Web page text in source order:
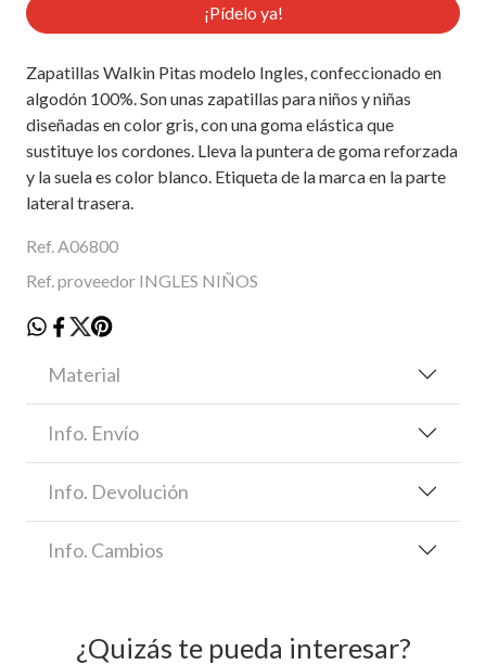
¡Pídelo ya!
Zapatillas Walkin Pitas modelo Ingles, confeccionado en
algodón 100%. Son unas zapatillas para niños y niñas
diseñadas en color gris, con una goma elástica que
sustituye los cordones. Lleva la puntera de goma reforzada
y la suela es color blanco. Etiqueta de la marca en la parte
lateral trasera.
Ref. A06800
Ref. proveedor INGLES NIÑOS
Material
Info. Envío
Info. Devolución
Info. Cambios
¿Quizás te pueda interesar?